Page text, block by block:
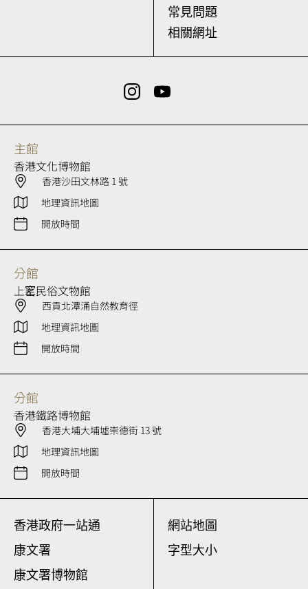
常見問題
相關網址
主館
香港文化博物館
香港沙田文林路 1 號
地理資訊地圖
開放時間
分館
上窰民俗文物館
西貢北潭涌自然教育徑
地理資訊地圖
開放時間
分館
香港鐵路博物館
香港大埔大埔墟崇德街 13 號
地理資訊地圖
開放時間
香港政府一站通
康文署
康文署博物館
網站地圖
字型大小